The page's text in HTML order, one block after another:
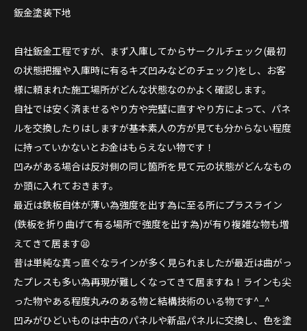
鈑金塗装下地
自社鈑金工程ですが、まず入庫してからサークルチェック(最初
の状態把握や入庫時に有るキズ凹みなどのチェック)をし、お客
様に頼まれた施工場所がどんな状態なのかよく確認します。
自社では安く済ませるやり方や完璧に直すやり方によって、パネ
ルを交換したりはしますが基本素人の方が見ても分からない程度
に持っていかないとお金はもらえない物です！
凹みがある場合は反対側の同じ箇所を見て元の状態がどんなもの
か頭に入れておきます。
最近は鉄板自体が薄い為強度を出す為に至る所にプラスライン
(鉄板を折り曲げて有る場所で強度を出す為)が有り複雑な物も増
えてきて居ます😫
昔は単純な真っ直ぐなラインが多く見られましたが最近は曲がっ
たプレスも多い為再現が難しくなってきて居ますね！ラインも尖
った物やある程度丸みのある物と結構技術のいる物です^_^
凹みがひどいものは中古のパネルや新品パネルに交換し、色を塗